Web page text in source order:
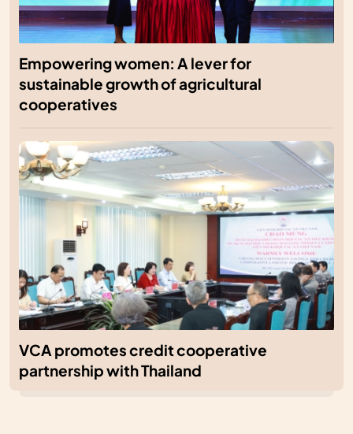
Empowering women: A lever for
sustainable growth of agricultural
cooperatives
VCA promotes credit cooperative
partnership with Thailand